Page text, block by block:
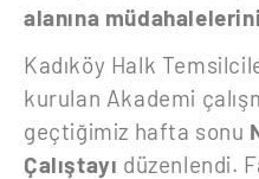
alanına
Kadıköy Halk
kurulan Akademi
geçtiğimiz hafta sonu
Çalıştayı düzenlendi.